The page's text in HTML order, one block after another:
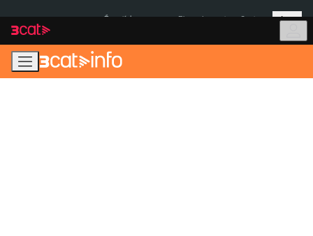
navegació
principal
contingut
Més